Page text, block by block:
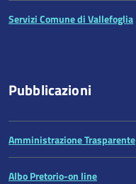
Servizi Comune di Vallefoglia
Pubblicazioni
Amministrazione Trasparente
Albo Pretorio-on line